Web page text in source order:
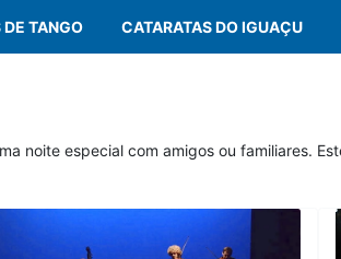
TANGO CATARATAS DO IGUAÇU
noite especial com amigos ou familiares.